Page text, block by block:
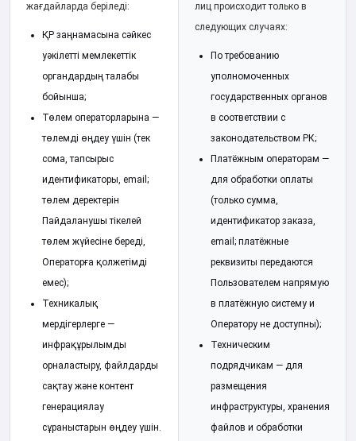
жағдайларда беріледі:
ҚР заңнамасына сәйкес
уәкілетті мемлекеттік
органдардың талабы
бойынша;
Төлем операторларына —
төлемді өңдеу үшін (тек
сома, тапсырыс
идентификаторы, email;
төлем деректерін
Пайдаланушы тікелей
төлем жүйесіне береді,
Операторға қолжетімді
емес);
Техникалық
мердігерлерге —
инфрақұрылымды
орналастыру, файлдарды
сақтау және контент
генерациялау
сұраныстарын өңдеу үшін.
лиц происходит только в
следующих случаях:
По требованию
уполномоченных
государственных органов
в соответствии с
законодательством РК;
Платёжным операторам —
для обработки оплаты
(только сумма,
идентификатор заказа,
email; платёжные
реквизиты передаются
Пользователем напрямую
в платёжную систему и
Оператору не доступны);
Техническим
подрядчикам — для
размещения
инфраструктуры, хранения
файлов и обработки